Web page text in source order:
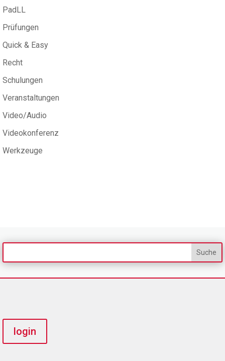
PadLL
Prüfungen
Quick & Easy
Recht
Schulungen
Veranstaltungen
Video/Audio
Videokonferenz
Werkzeuge
login